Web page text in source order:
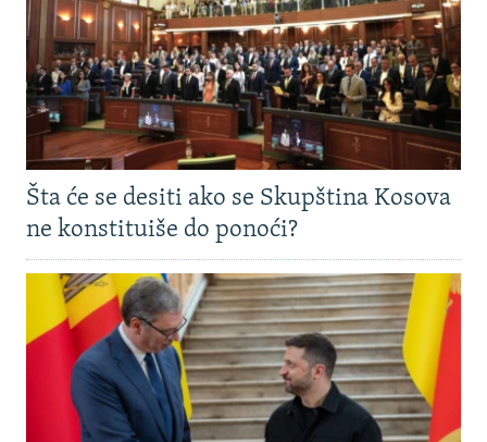
Šta će se desiti ako se Skupština Kosova
ne konstituiše do ponoći?